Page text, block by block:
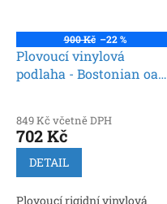
900 Kč –22 %
Plovoucí vinylová
podlaha - Bostonian oak
849 Kč včetně DPH
702 Kč
DETAIL
Plovoucí rigidní vinylová